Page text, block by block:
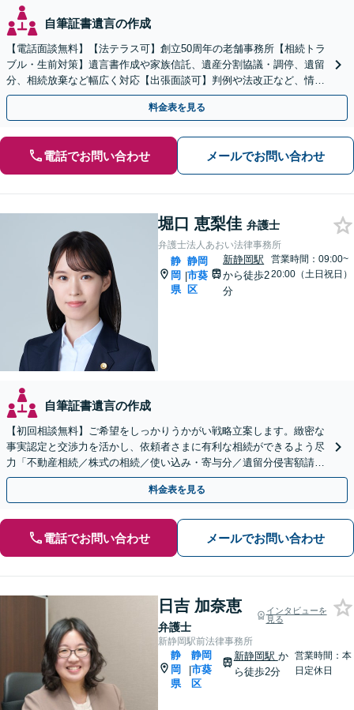
自筆証書遺言の作成
【電話面談無料】【法テラス可】創立50周年の老舗事務所【相続トラ
ブル・生前対策】遺言書作成や家族信託、遺産分割協議・調停、遺留
分、相続放棄など幅広く対応【出張面談可】判例や法改正など、情報
を収集し、適切な解決策を提案【静岡駅10分】
料金表を見る
電話でお問い合わせ メールでお問い合わせ
堀口 恵梨佳 弁護士
弁護士法人あおい法律事務所
静
岡
県
|
静岡
市葵
区
新静岡駅
から徒歩2
分
営業時間：09:00~
20:00（土日祝日）
自筆証書遺言の作成
【初回相談無料】ご希望をしっかりうかがい戦略立案します。緻密な
事実認定と交渉力を活かし、依頼者さまに有利な相続ができるよう尽
力「不動産相続／株式の相続／使い込み・寄与分／遺留分侵害額請求
／相続放棄／生前贈与／事業承継」【休日・夜間相談可】
料金表を見る
電話でお問い合わせ メールでお問い合わせ
日吉 加奈恵
弁護士
インタビューを
見る
新静岡駅前法律事務所
静
岡
県
|
静岡
市葵
区
新静岡駅 か
ら徒歩2分
営業時間：本
日定休日